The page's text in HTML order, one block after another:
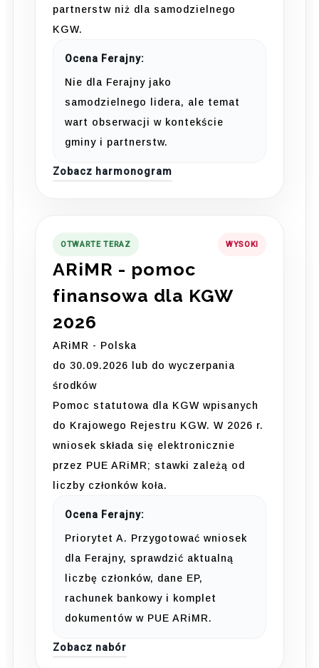
partnerstw niż dla samodzielnego
KGW.
Ocena Ferajny:
Nie dla Ferajny jako
samodzielnego lidera, ale temat
wart obserwacji w kontekście
gminy i partnerstw.
Zobacz harmonogram
OTWARTE TERAZ WYSOKI
ARiMR - pomoc
finansowa dla KGW
2026
ARiMR - Polska
do 30.09.2026 lub do wyczerpania
środków
Pomoc statutowa dla KGW wpisanych
do Krajowego Rejestru KGW. W 2026 r.
wniosek składa się elektronicznie
przez PUE ARiMR; stawki zależą od
liczby członków koła.
Ocena Ferajny:
Priorytet A. Przygotować wniosek
dla Ferajny, sprawdzić aktualną
liczbę członków, dane EP,
rachunek bankowy i komplet
dokumentów w PUE ARiMR.
Zobacz nabór